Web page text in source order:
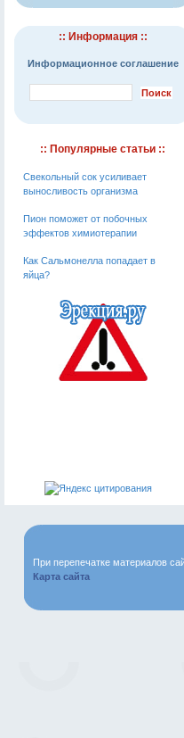
:: Информация ::
Информационное соглашение
:: Популярные статьи ::
Свекольный сок усиливает
выносливость организма
Пион поможет от побочных
эффектов химиотерапии
Как Сальмонелла попадает в
яйца?
При перепечатке материалов
Карта сайта